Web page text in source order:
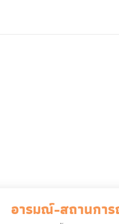
อารมณ์-สถานกา